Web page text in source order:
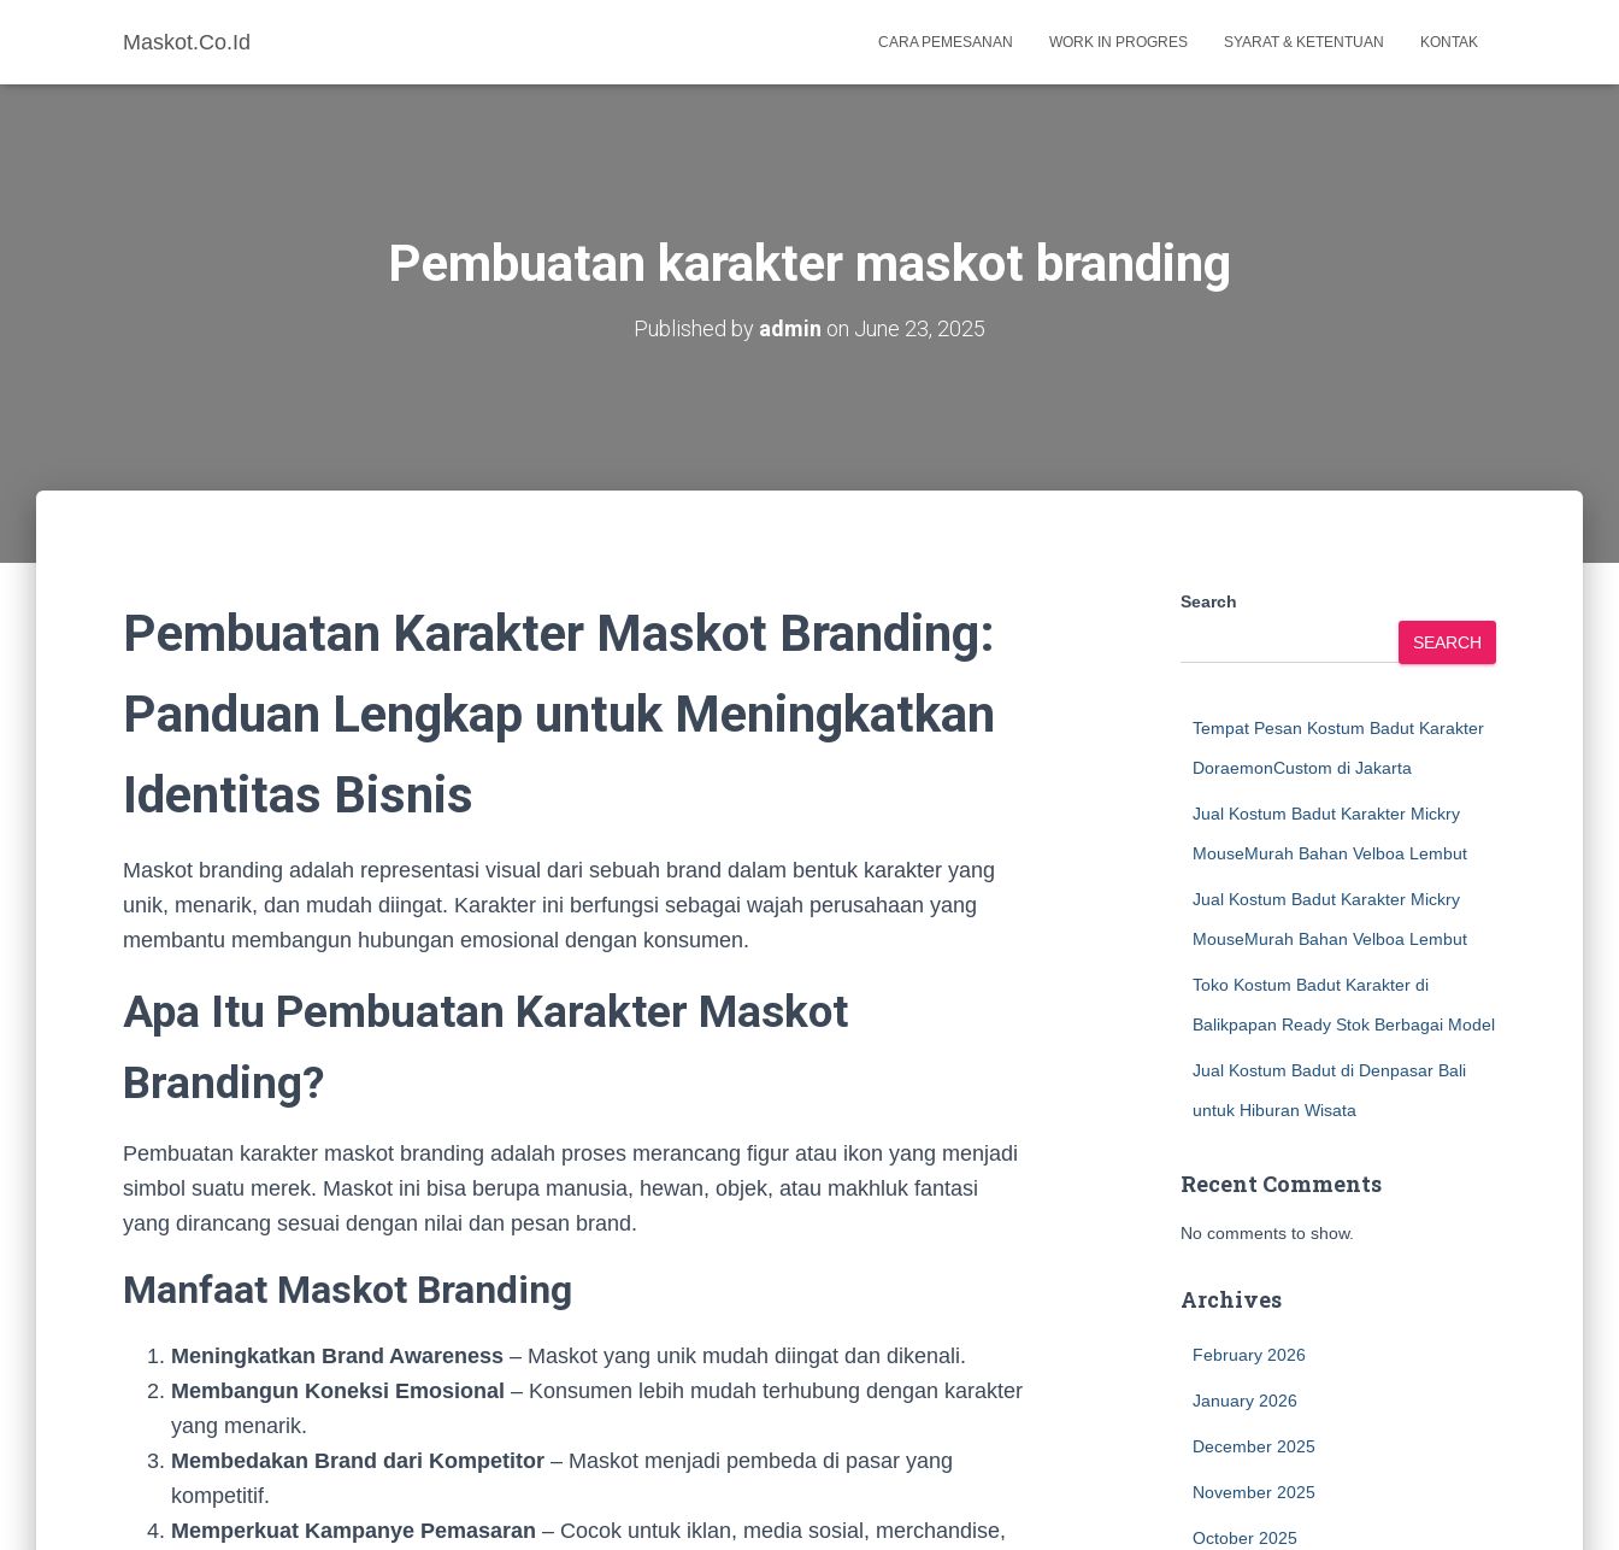
Maskot.Co.Id CARA PEMESANAN WORK IN PROGRES SYARAT & KETENTUAN KONTAK
Pembuatan karakter maskot branding
Published by admin on June 23, 2025
Pembuatan Karakter Maskot Branding:
Panduan Lengkap untuk Meningkatkan
Identitas Bisnis
Maskot branding adalah representasi visual dari sebuah brand dalam bentuk karakter yang
unik, menarik, dan mudah diingat. Karakter ini berfungsi sebagai wajah perusahaan yang
membantu membangun hubungan emosional dengan konsumen.
Apa Itu Pembuatan Karakter Maskot
Branding?
Pembuatan karakter maskot branding adalah proses merancang figur atau ikon yang menjadi
simbol suatu merek. Maskot ini bisa berupa manusia, hewan, objek, atau makhluk fantasi
yang dirancang sesuai dengan nilai dan pesan brand.
Manfaat Maskot Branding
Meningkatkan Brand Awareness – Maskot yang unik mudah diingat dan dikenali.
Membangun Koneksi Emosional – Konsumen lebih mudah terhubung dengan karakter
yang menarik.
Membedakan Brand dari Kompetitor – Maskot menjadi pembeda di pasar yang
kompetitif.
Memperkuat Kampanye Pemasaran – Cocok untuk iklan, media sosial, merchandise,
Search
SEARCH
Tempat Pesan Kostum Badut Karakter
DoraemonCustom di Jakarta
Jual Kostum Badut Karakter Mickry
MouseMurah Bahan Velboa Lembut
Jual Kostum Badut Karakter Mickry
MouseMurah Bahan Velboa Lembut
Toko Kostum Badut Karakter di
Balikpapan Ready Stok Berbagai Model
Jual Kostum Badut di Denpasar Bali
untuk Hiburan Wisata
Recent Comments
No comments to show.
Archives
February 2026
January 2026
December 2025
November 2025
October 2025